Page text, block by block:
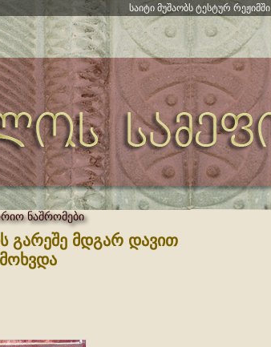
საიტი მუშაობს ტესტურ რეჟიმში
ნაშრომები
გარეშე მდგარ დავით